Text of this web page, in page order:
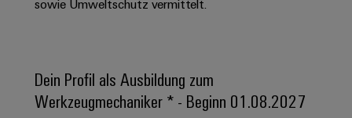
&
mit
vernetzten
Lösungen
Automation
Industrial
Ethernet
Touch-
PSIRT
Digitale
Bestellmöglichkeiten
Solution
Solution
Partner
sowie Umweltschutz vermittelt.
Dein Profil als Ausbildung zum
Werkzeugmechaniker * - Beginn 01.08.2027